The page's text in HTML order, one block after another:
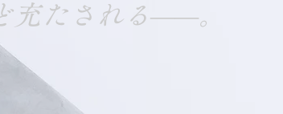
充たされる——。